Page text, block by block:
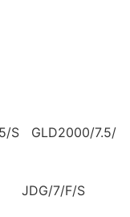
S GLD2000/7.5/
JDG/7/F/S